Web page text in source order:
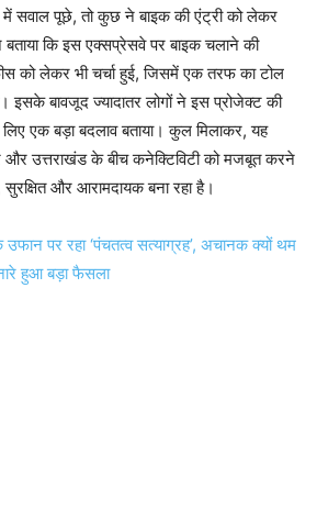
सवाल पूछे, तो कुछ ने बाइक की एंट्री को लेकर
बताया कि इस एक्सप्रेसवे पर बाइक चलाने की
को लेकर भी चर्चा हुई, जिसमें एक तरफ का टोल
इसके बावजूद ज्यादातर लोगों ने इस प्रोजेक्ट की
एक बड़ा बदलाव बताया। कुल मिलाकर, यह
उत्तराखंड के बीच कनेक्टिविटी को मजबूत करने
और आरामदायक बना रहा है।
पर रहा ‘पंचतत्व सत्याग्रह’, अचानक क्यों थम
हुआ बड़ा फैसला